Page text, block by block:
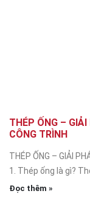
THÉP ỐNG –
CÔNG TRÌNH
THÉP ỐNG – GIẢI
1. Thép ống là gì?
Đọc thêm »